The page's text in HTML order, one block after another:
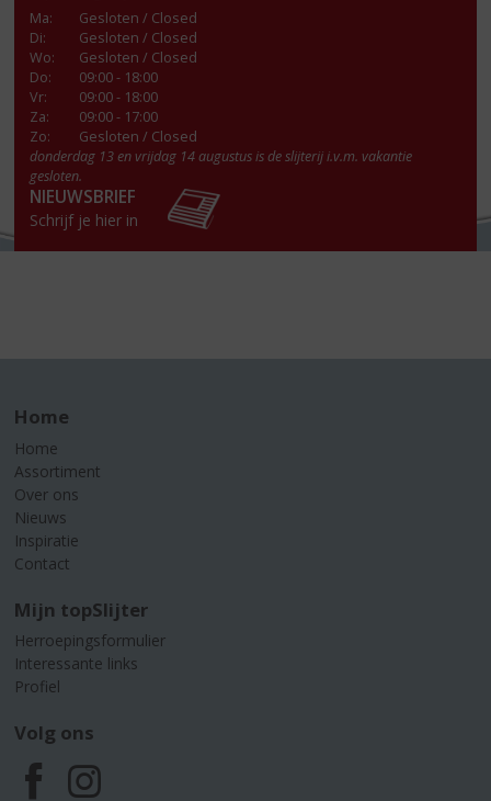
Ma:
Gesloten / Closed
Di:
Gesloten / Closed
Wo:
Gesloten / Closed
Do:
09:00 - 18:00
Vr:
09:00 - 18:00
Za:
09:00 - 17:00
Zo:
Gesloten / Closed
donderdag 13 en vrijdag 14 augustus is de slijterij i.v.m. vakantie
gesloten.
NIEUWSBRIEF
Schrijf je hier in
Home
Home
Assortiment
Over ons
Nieuws
Inspiratie
Contact
Mijn topSlijter
Herroepingsformulier
Interessante links
Profiel
Volg ons
F I